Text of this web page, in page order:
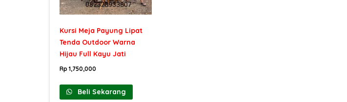
Kursi Meja Payung Lipat
Tenda Outdoor Warna
Hijau Full Kayu Jati
Rp 1,750,000
Beli Sekarang